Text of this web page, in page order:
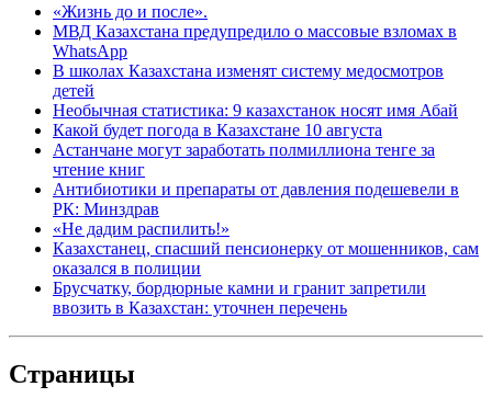
«Жизнь до и после».
МВД Казахстана предупредило о массовые взломах в
WhatsApp
В школах Казахстана изменят систему медосмотров
детей
Необычная статистика: 9 казахстанок носят имя Абай
Какой будет погода в Казахстане 10 августа
Астанчане могут заработать полмиллиона тенге за
чтение книг
Антибиотики и препараты от давления подешевели в
РК: Минздрав
«Не дадим распилить!»
Казахстанец, спасший пенсионерку от мошенников, сам
оказался в полиции
Брусчатку, бордюрные камни и гранит запретили
ввозить в Казахстан: уточнен перечень
Страницы